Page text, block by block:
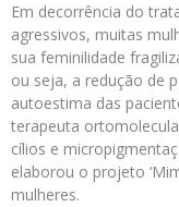
Em decorrência do
agressivos, muitas
sua feminilidade
ou seja, a redução de
autoestima das
terapeuta
cílios e
elaborou o projeto
mulheres.